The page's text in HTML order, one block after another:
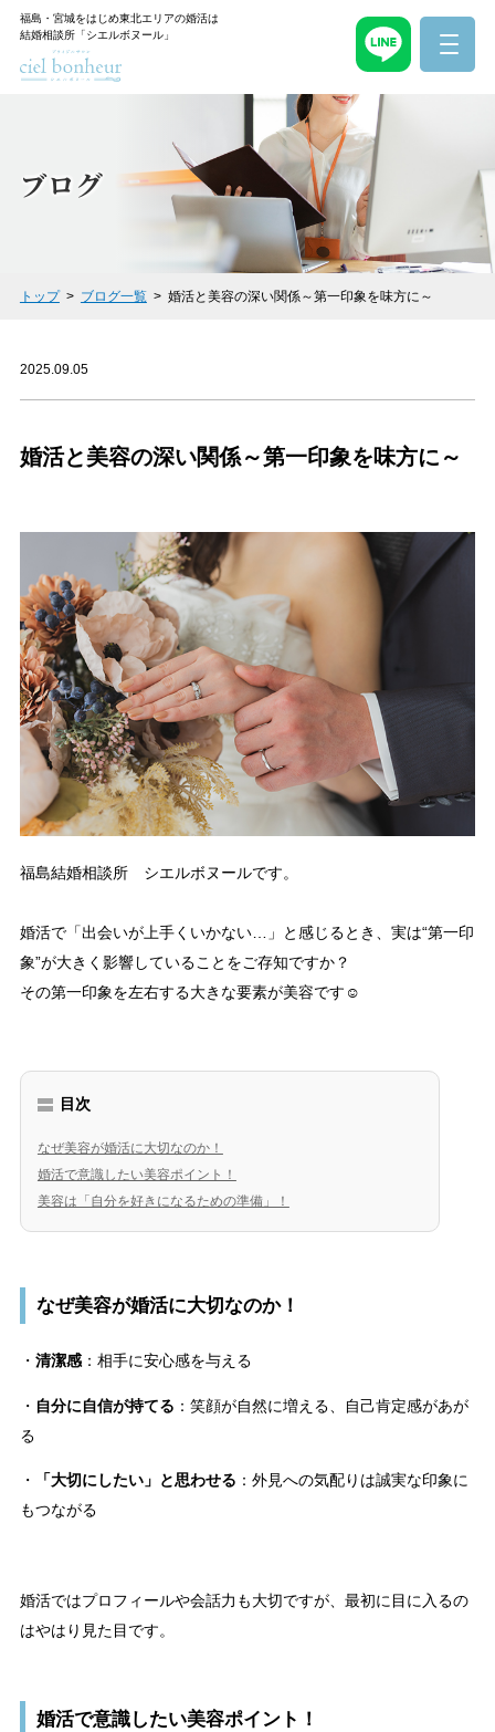
福島・宮城をはじめ東北エリアの婚活は
結婚相談所「シエルボヌール」
ブログ
トップ ブログ一覧 婚活と美容の深い関係～第一印象を味方に～
2025.09.05
婚活と美容の深い関係～第一印象を味方に～
福島結婚相談所 シエルボヌールです。
婚活で「出会いが上手くいかない…」と感じるとき、実は“第一印
象”が大きく影響していることをご存知ですか？
その第一印象を左右する大きな要素が美容です☺
目次
なぜ美容が婚活に大切なのか！
婚活で意識したい美容ポイント！
美容は「自分を好きになるための準備」！
なぜ美容が婚活に大切なのか！
・ 清潔感：相手に安心感を与える
・ 自分に自信が持てる ：笑顔が自然に増える、自己肯定感があが
る
・ 「大切にしたい」と思わせる ：外見への気配りは誠実な印象に
もつながる
婚活ではプロフィールや会話力も大切ですが、最初に目に入るの
はやはり見た目です。
婚活で意識したい美容ポイント！